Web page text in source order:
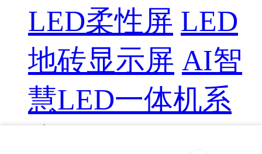
LED柔性屏 LED
地砖显示屏 AI智
慧LED一体机系